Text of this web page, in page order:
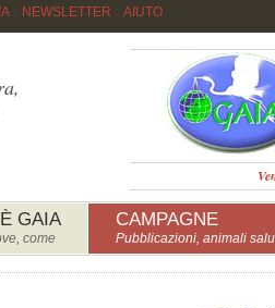
:: NEWSLETTER AIUTO
GAIA
come
CAMPAGNE
Pubblicazioni, animali